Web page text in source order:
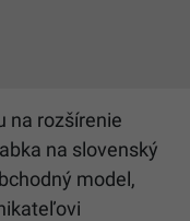
na rozšírenie
na slovenský
model,